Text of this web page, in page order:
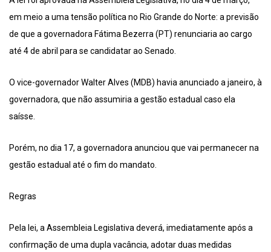
em meio a uma tensão política no Rio Grande do Norte: a previsão
de que a governadora Fátima Bezerra (PT) renunciaria ao cargo
até 4 de abril para se candidatar ao Senado.
O vice-governador Walter Alves (MDB) havia anunciado a janeiro, à
governadora, que não assumiria a gestão estadual caso ela
saísse.
Porém, no dia 17, a governadora anunciou que vai permanecer na
gestão estadual até o fim do mandato.
Regras
Pela lei, a Assembleia Legislativa deverá, imediatamente após a
confirmação de uma dupla vacância, adotar duas medidas